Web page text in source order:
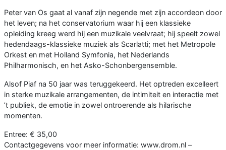
Peter van Os gaat al vanaf zijn negende met zijn accordeon door
het leven; na het conservatorium waar hij een klassieke
opleiding kreeg werd hij een muzikale veelvraat; hij speelt zowel
hedendaags-klassieke muziek als Scarlatti; met het Metropole
Orkest en met Holland Symfonia, het Nederlands
Philharmonisch, en het Asko-Schonbergensemble.
Alsof Piaf na 50 jaar was teruggekeerd. Het optreden excelleert
in sterke muzikale arrangementen, de intimiteit en interactie met
’t publiek, de emotie in zowel ontroerende als hilarische
momenten.
Entree: € 35,00
Contactgegevens voor meer informatie: www.drom.nl –